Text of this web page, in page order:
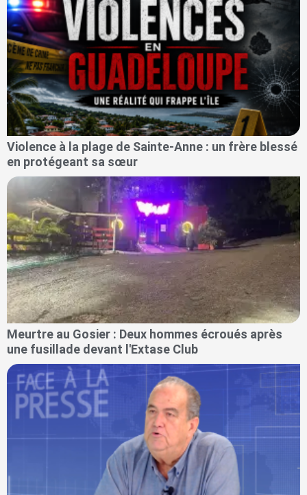
Violence à la plage de Sainte-Anne : un frère blessé
en protégeant sa sœur
Meurtre au Gosier : Deux hommes écroués après
une fusillade devant l'Extase Club